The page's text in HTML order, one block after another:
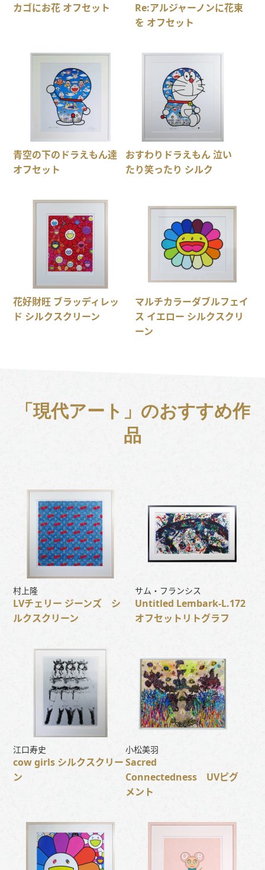
カゴにお花 オフセット
Re:アルジャーノンに花束
を オフセット
青空の下のドラえもん達
オフセット
おすわりドラえもん 泣い
たり笑ったり シルク
花好財旺 ブラッディレッ
ド シルクスクリーン
マルチカラーダブルフェイ
ス イエロー シルクスクリ
ーン
「現代アート」のおすすめ作
品
村上隆
LVチェリー ジーンズ シ
ルクスクリーン
サム・フランシス
Untitled Lembark-L.172
オフセットリトグラフ
江口寿史
cow girls シルクスクリー
ン
小松美羽
Sacred
Connectedness UVピグ
メント